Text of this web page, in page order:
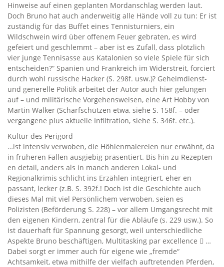
Hinweise auf einen geplanten Mordanschlag werden laut.
Doch Bruno hat auch anderweitig alle Hände voll zu tun: Er ist
zuständig für das Buffet eines Tennisturniers, ein
Wildschwein wird über offenem Feuer gebraten, es wird
gefeiert und geschlemmt – aber ist es Zufall, dass plötzlich
vier junge Tennisasse aus Katalonien so viele Spiele für sich
entscheiden?“ Spanien und Frankreich im Widerstreit, forciert
durch wohl russische Hacker (S. 298f. usw.)? Geheimdienst-
und generelle Politik arbeitet der Autor auch hier gelungen
auf – und militärische Vorgehensweisen, eine Art Hobby von
Martin Walker (Scharfschützen etwa, siehe S. 158f. – oder
vergangene plus aktuelle Infiltration, siehe S. 346f. etc.).
Kultur des Perigord
…ist intensiv verwoben, die Höhlenmalereien nur erwähnt, da
in früheren Fällen ausgiebig präsentiert. Bis hin zu Rezepten
en detail, anders als in manch anderen Lokal- und
Regionalkrimis schlicht ins Erzählen integriert, eher en
passant, lecker (z.B. S. 392f.! Doch ist die Geschichte auch
dieses Mal mit viel Persönlichem verwoben, seien es
Polizisten (Beförderung S. 228) – vor allem Umgangsrecht mit
den eigenen Kindern, zentral für die Abläufe (s. 229 usw.). So
ist dauerhaft für Spannung gesorgt, weil unterschiedliche
Aspekte Bruno beschäftigen, Multitasking par excellence  …
Dabei sorgt er immer auch für eigene wie „fremde“
Achtsamkeit, etwa mithilfe der vielfach auftretenden Pferden,